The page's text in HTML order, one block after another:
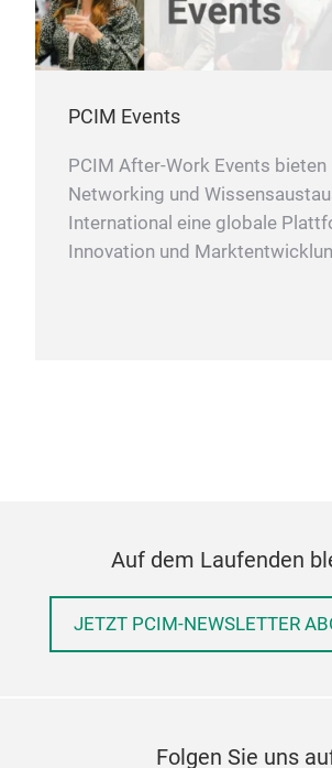
PCIM Events
PCIM After-Work Events bieten
Networking und
International eine globale
Innovation und
Auf dem Laufenden
JETZT PCIM-NEWSLETTER
Folgen Sie uns